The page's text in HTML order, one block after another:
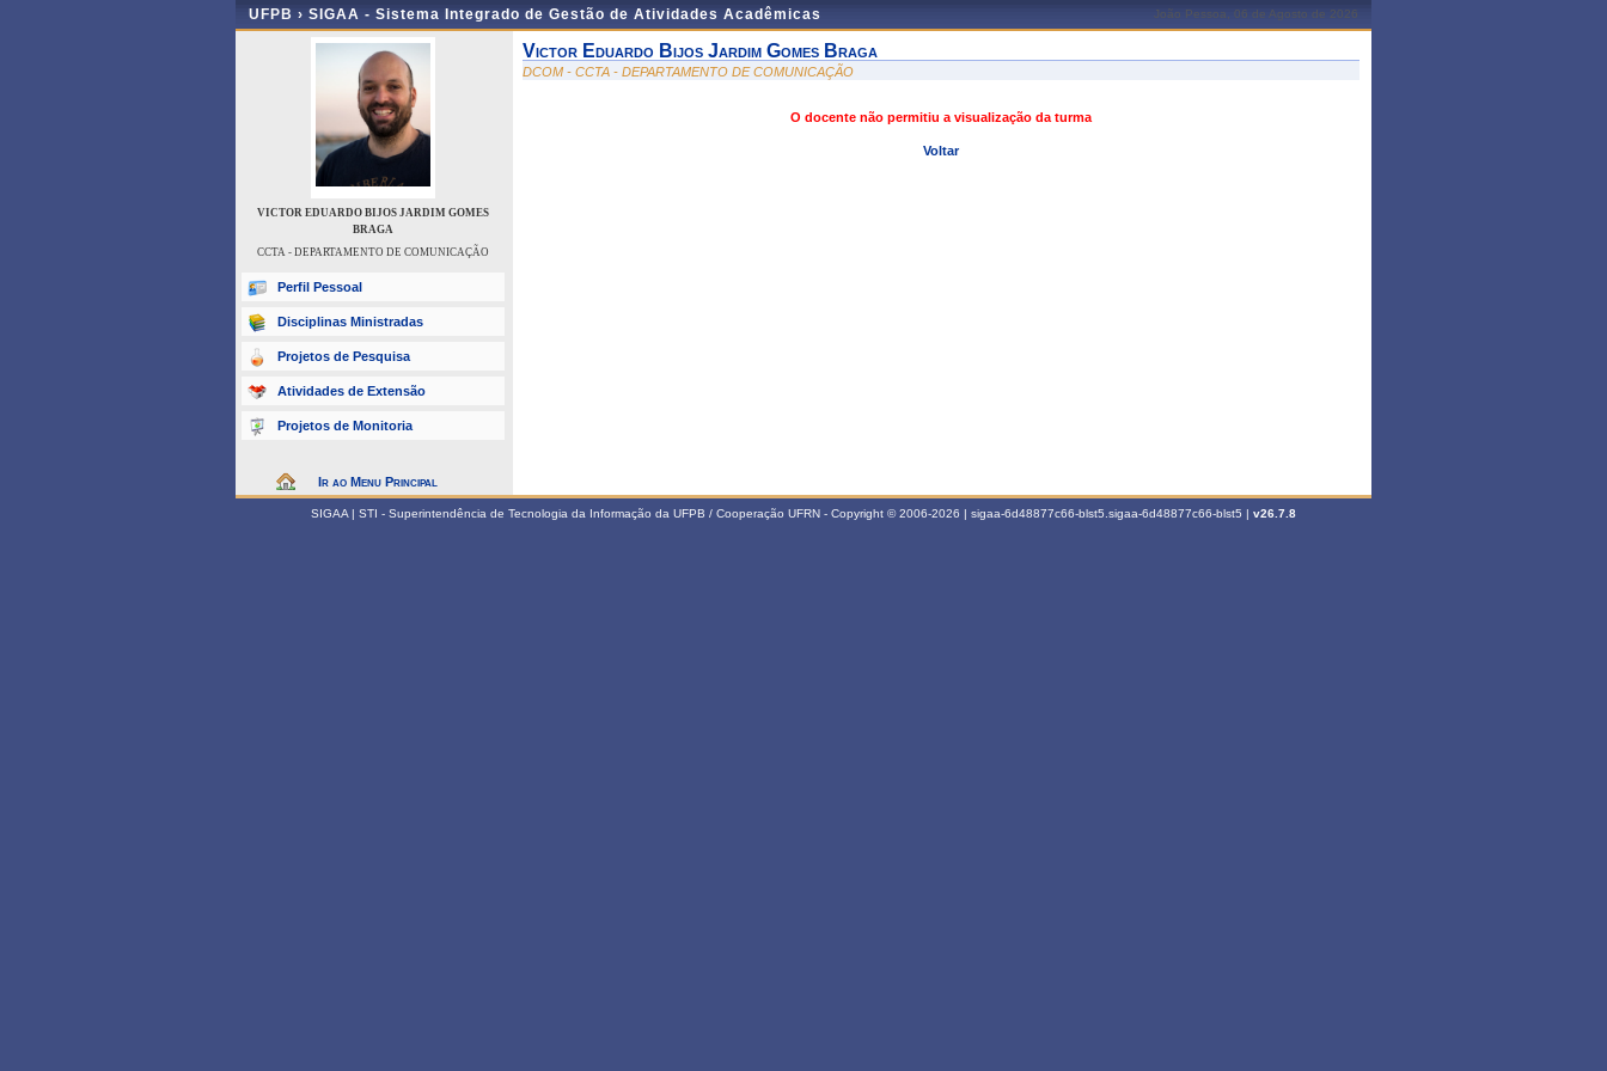
UFPB › SIGAA - Sistema Integrado de Gestão de Atividades Acadêmicas João Pessoa, 06 de Agosto de 2026
VICTOR EDUARDO BIJOS JARDIM GOMES
BRAGA
CCTA - DEPARTAMENTO DE COMUNICAÇÃO
Perfil Pessoal
Disciplinas Ministradas
Projetos de Pesquisa
Atividades de Extensão
Projetos de Monitoria
Ir ao Menu Principal
Victor Eduardo Bijos Jardim Gomes Braga
DCOM - CCTA - DEPARTAMENTO DE COMUNICAÇÃO
O docente não permitiu a visualização da turma
Voltar
SIGAA | STI - Superintendência de Tecnologia da Informação da UFPB / Cooperação UFRN - Copyright © 2006-2026 | sigaa-6d48877c66-blst5.sigaa-6d48877c66-blst5 | v26.7.8